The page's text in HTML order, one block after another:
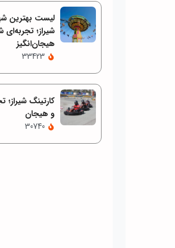
لیست بهترین
شیراز؛ تجربه‌ای
هیجان‌انگیز
33423
کارتینگ
و هیجان
30740